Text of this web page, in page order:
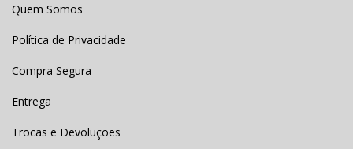
Quem Somos
Política de Privacidade
Compra Segura
Entrega
Trocas e Devoluções